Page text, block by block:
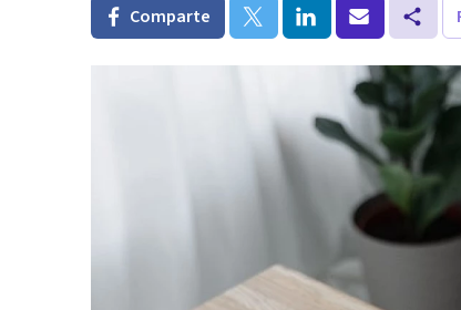
Comparte